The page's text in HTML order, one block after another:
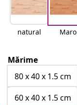
natural Maro
Mărime
80 x 40 x 1.5 cm
60 x 40 x 1.5 cm